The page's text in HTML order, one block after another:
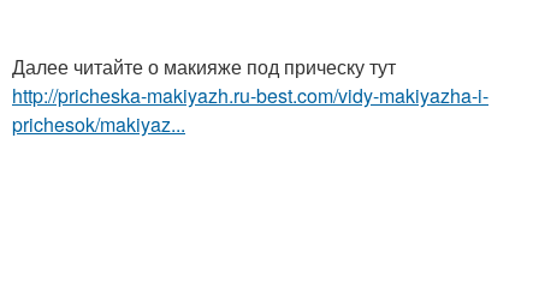
Далее читайте о макияже под прическу тут
http://pricheska-makiyazh.ru-best.com/vidy-makiyazha-i-
prichesok/makiyaz...